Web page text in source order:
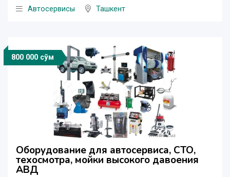
Автосервисы
Ташкент
800 000 сўм
Оборудование для автосервиса, СТО,
техосмотра, мойки высокого давоения
АВД